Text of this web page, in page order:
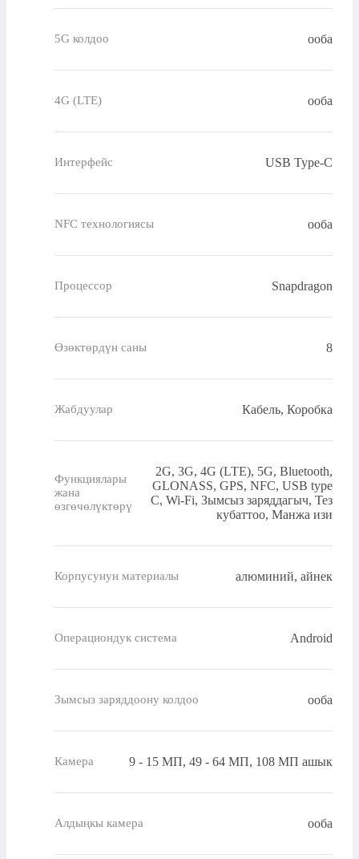
5G колдоо ооба
4G (LTE) ооба
Интерфейс USB Type-C
NFC технологиясы ооба
Процессор Snapdragon
Өзөктөрдүн саны 8
Жабдуулар Кабель, Коробка
Функциялары
жана
өзгөчөлүктөрү
2G, 3G, 4G (LTE), 5G, Bluetooth,
GLONASS, GPS, NFC, USB type
C, Wi-Fi, Зымсыз заряддагыч, Тез
кубаттоо, Манжа изи
Корпусунун материалы алюминий, айнек
Операциондук система Android
Зымсыз заряддоону колдоо ооба
Камера 9 - 15 МП, 49 - 64 МП, 108 МП ашык
Алдыңкы камера ооба